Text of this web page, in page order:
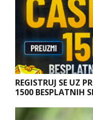
REGISTRUJ SE UZ
1500 BESPLATNIH